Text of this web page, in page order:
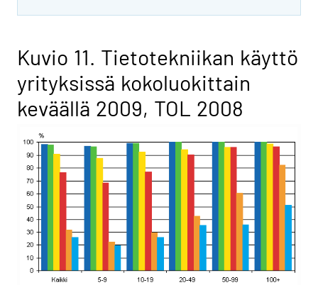
Kuvio 11. Tietotekniikan käyttö
yrityksissä kokoluokittain
keväällä 2009, TOL 2008